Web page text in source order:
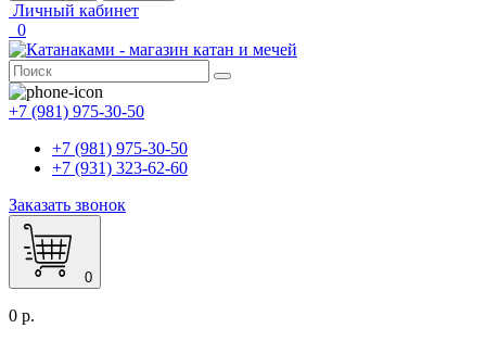
Личный кабинет
0
+7 (981) 975-30-50
+7 (981) 975-30-50
+7 (931) 323-62-60
Заказать звонок
0
0 р.